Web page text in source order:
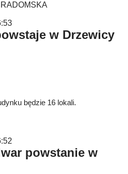
w Drzewicy
będzie 16 lokali.
powstanie w